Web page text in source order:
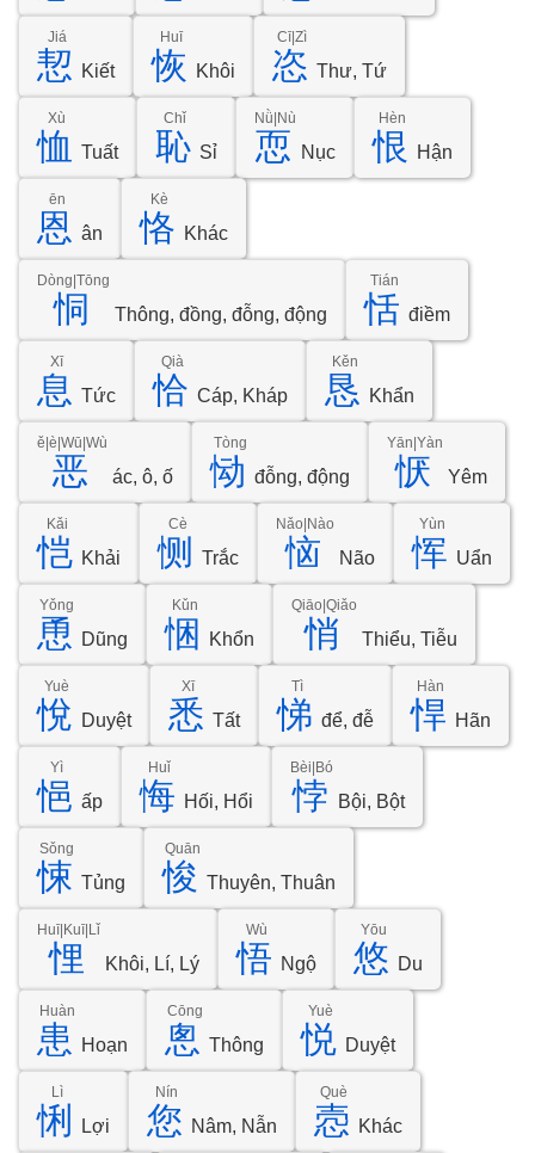
恝
Jiá
Kiết 恢
Huī
Khôi 恣
Cī|Zì
Thư, Tứ
恤
Xù
Tuất 恥
Chǐ
Sỉ 恧
Nǜ|Nù
Nục 恨
Hèn
Hận
恩
ēn
ân 恪
Kè
Khác
恫
Dòng|Tōng
Thông, đồng, đỗng, động 恬
Tián
điềm
息
Xī
Tức 恰
Qià
Cáp, Kháp 恳
Kěn
Khẩn
恶
ě|è|Wū|Wù
ác, ô, ố 恸
Tòng
đỗng, động 恹
Yān|Yàn
Yêm
恺
Kǎi
Khải 恻
Cè
Trắc 恼
Nǎo|Nào
Não 恽
Yùn
Uẩn
恿
Yǒng
Dũng 悃
Kǔn
Khổn 悄
Qiāo|Qiǎo
Thiểu, Tiễu
悅
Yuè
Duyệt 悉
Xī
Tất 悌
Tì
để, đễ 悍
Hàn
Hãn
悒
Yì
ấp 悔
Huǐ
Hối, Hổi 悖
Bèi|Bó
Bội, Bột
悚
Sǒng
Tủng 悛
Quān
Thuyên, Thuân
悝
Huī|Kuī|Lǐ
Khôi, Lí, Lý 悟
Wù
Ngộ 悠
Yōu
Du
患
Huàn
Hoạn 悤
Cōng
Thông 悦
Yuè
Duyệt
悧
Lì
Lợi 您
Nín
Nâm, Nẫn 悫
Què
Khác